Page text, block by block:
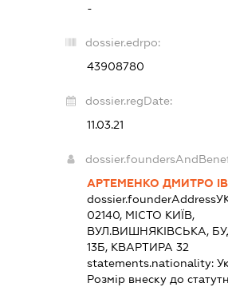
-
dossier.edrpo:
43908780
dossier.regDate:
11.03.21
АРТЕМЕНКО ДМИТРО
dossier.founderAddress
02140, МІСТО КИЇВ,
ВУЛ.ВИШНЯКІВСЬКА,
13Б, КВАРТИРА 32
statements.nationality:
Розмір внеску до